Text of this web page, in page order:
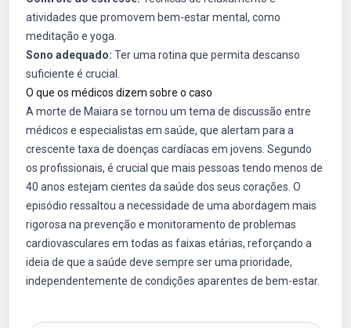
atividades que promovem bem-estar mental, como
meditação e yoga.
Sono adequado: Ter uma rotina que permita descanso
suficiente é crucial.
O que os médicos dizem sobre o caso
A morte de Maiara se tornou um tema de discussão entre
médicos e especialistas em saúde, que alertam para a
crescente taxa de doenças cardíacas em jovens. Segundo
os profissionais, é crucial que mais pessoas tendo menos de
40 anos estejam cientes da saúde dos seus corações. O
episódio ressaltou a necessidade de uma abordagem mais
rigorosa na prevenção e monitoramento de problemas
cardiovasculares em todas as faixas etárias, reforçando a
ideia de que a saúde deve sempre ser uma prioridade,
independentemente de condições aparentes de bem-estar.